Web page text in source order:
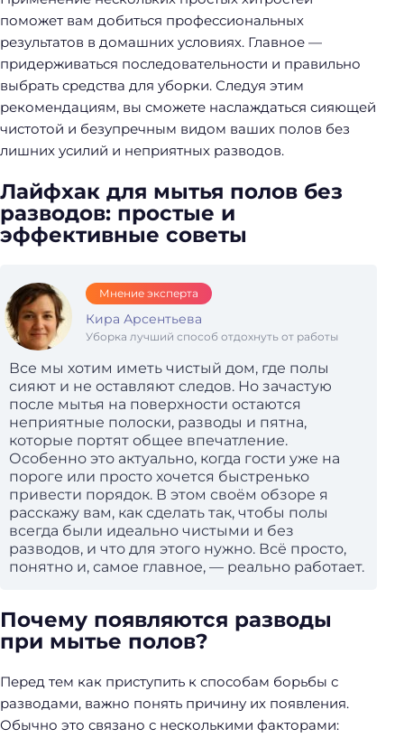
поможет вам добиться профессиональных
результатов в домашних условиях. Главное —
придерживаться последовательности и правильно
выбрать средства для уборки. Следуя этим
рекомендациям, вы сможете наслаждаться сияющей
чистотой и безупречным видом ваших полов без
лишних усилий и неприятных разводов.
Лайфхак для мытья полов без
разводов: простые и
эффективные советы
Мнение эксперта
Кира Арсентьева
Уборка лучший способ отдохнуть от работы
Все мы хотим иметь чистый дом, где полы
сияют и не оставляют следов. Но зачастую
после мытья на поверхности остаются
неприятные полоски, разводы и пятна,
которые портят общее впечатление.
Особенно это актуально, когда гости уже на
пороге или просто хочется быстренько
привести порядок. В этом своём обзоре я
расскажу вам, как сделать так, чтобы полы
всегда были идеально чистыми и без
разводов, и что для этого нужно. Всё просто,
понятно и, самое главное, — реально работает.
Почему появляются разводы
при мытье полов?
Перед тем как приступить к способам борьбы с
разводами, важно понять причину их появления.
Обычно это связано с несколькими факторами: